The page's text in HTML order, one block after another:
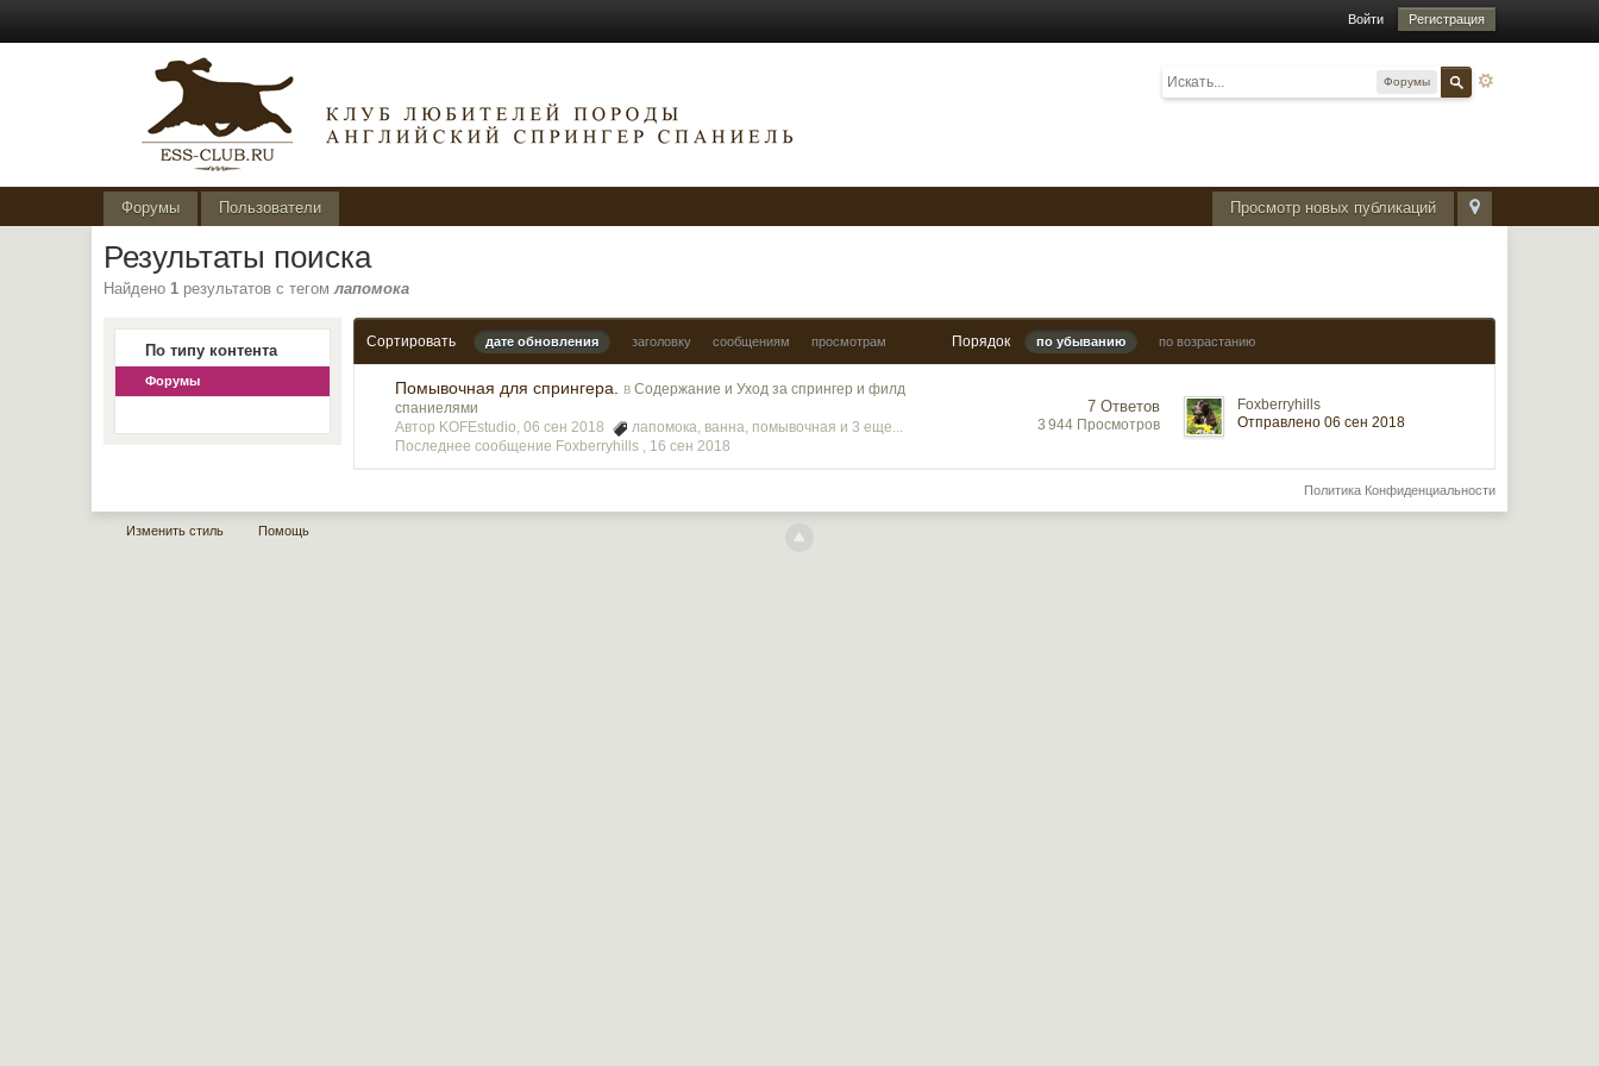
Войти Регистрация
Форумы
Просмотр новых публикаций
Форумы Пользователи
Результаты поиска
Найдено1 результатов с тегомлапомока
По типу контента
Форумы
Сортировать дате обновления заголовку сообщениям просмотрам Порядок по убыванию по возрастанию
Помывочная для спрингера. в Содержание и Уход за спрингер и филд
спаниелями
Автор KOFEstudio, 06 сен 2018
лапомока, ванна, помывочная и 3 еще...
Последнее сообщение Foxberryhills , 16 сен 2018
7 Ответов
3 944 Просмотров
Foxberryhills
Отправлено 06 сен 2018
Политика Конфиденциальности
Изменить стиль Помощь